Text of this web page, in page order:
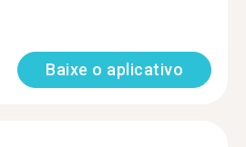
Baixe o aplicativo